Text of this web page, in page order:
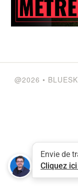
@2026 •
Envie de
Cliquez
Share this selection
Tweet